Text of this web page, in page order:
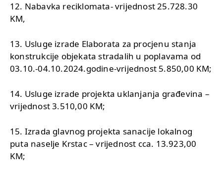
12. Nabavka reciklomata- vrijednost 25.728.30
KM,
13. Usluge izrade Elaborata za procjenu stanja
konstrukcije objekata stradalih u poplavama od
03.10.-04.10.2024.godine-vrijednost 5.850,00 KM;
14. Usluge izrade projekta uklanjanja građevina –
vrijednost 3.510,00 KM;
15. Izrada glavnog projekta sanacije lokalnog
puta naselje Krstac – vrijednost cca. 13.923,00
KM;